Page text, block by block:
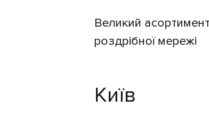
Великий
роздрібної мережі
Київ